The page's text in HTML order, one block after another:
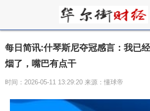
每日简讯:什琴斯尼夺冠感言：我已
烟了，嘴巴有点干
时间：2026-05-11 13:29:20 来源：懂球帝